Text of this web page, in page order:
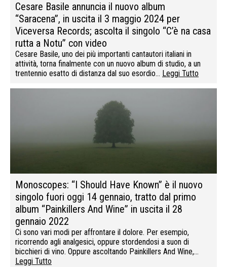
Cesare Basile annuncia il nuovo album
“Saracena”, in uscita il 3 maggio 2024 per
Viceversa Records; ascolta il singolo “C’è na casa
rutta a Notu” con video
Cesare Basile, uno dei più importanti cantautori italiani in
attività, torna finalmente con un nuovo album di studio, a un
trentennio esatto di distanza dal suo esordio… Leggi Tutto
Monoscopes: “I Should Have Known” è il nuovo
singolo fuori oggi 14 gennaio, tratto dal primo
album “Painkillers And Wine” in uscita il 28
gennaio 2022
Ci sono vari modi per affrontare il dolore. Per esempio,
ricorrendo agli analgesici, oppure stordendosi a suon di
bicchieri di vino. Oppure ascoltando Painkillers And Wine,…
Leggi Tutto